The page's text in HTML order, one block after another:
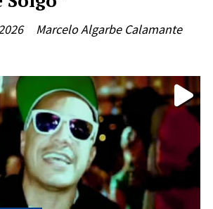
Marcelo Algarbe Calamante